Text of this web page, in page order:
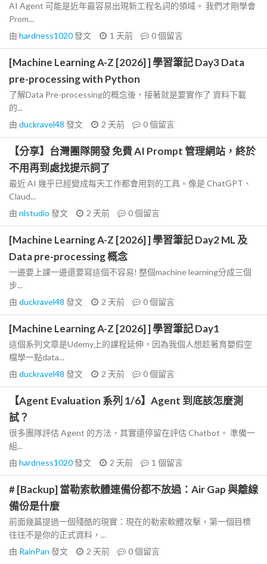
AI Agent 可能是近年最容易出現新工程名詞的領域。 我們才剛學會
Prom...
由 hardness1020發文 1 天前 0個留言
[Machine Learning A-Z [2026] ] 學習筆記 Day3 Data
pre-processing with Python
了解Data Pre-processing的概念後，接著就是要實作了 資料下載
的...
由 duckravel48 發文 2 天前 0個留言
【分享】台灣團隊開發 免費 AI Prompt 管理網站，終於
不用再到處找提示詞了
最近 AI 幾乎已經變成每天工作都會用到的工具。像是 ChatGPT、
Claud...
由 nlstudio 發文 2 天前 0個留言
[Machine Learning A-Z [2026] ] 學習筆記 Day2 ML 及
Data pre-processing 概念
一邊要上課一邊還要寫這個不容易! 整個machine learning分成三個
步...
由 duckravel48 發文 2 天前 0個留言
[Machine Learning A-Z [2026] ] 學習筆記 Day1
這個系列文章是Udemy上的課程延伸，因為我個人想趁著育嬰假空
檔學一點data...
由 duckravel48 發文 2 天前 0個留言
【Agent Evaluation 系列 1/6】Agent 到底該怎麼測
試？
很多團隊評估 Agent 的方法，其實還停留在評估 Chatbot。 準備一
組...
由 hardness1020發文 2 天前 1 個留言
# [Backup] 當勒索軟體連備份都不放過：Air Gap 與離線
備份是什麼
前面幾篇提過一個殘酷的現實：現在的勒索軟體攻擊，第一個目標
往往不是你的正式資料，...
由 RainPan 發文 2 天前 0個留言